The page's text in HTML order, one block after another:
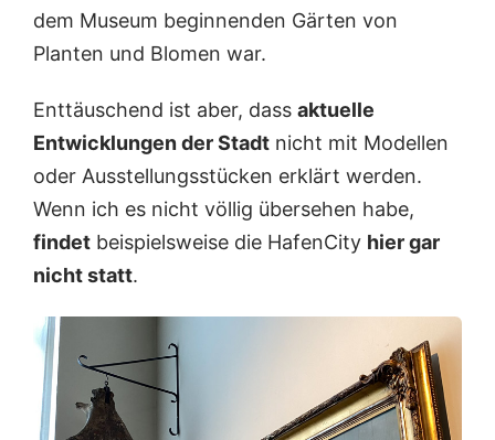
dem Museum beginnenden Gärten von
Planten und Blomen war.
Enttäuschend ist aber, dass aktuelle
Entwicklungen der Stadt nicht mit Modellen
oder Ausstellungsstücken erklärt werden.
Wenn ich es nicht völlig übersehen habe,
findet beispielsweise die HafenCity hier gar
nicht statt.